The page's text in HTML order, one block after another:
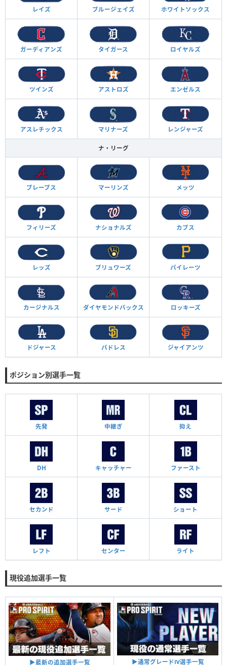
レイズ ブルージェイズ ホワイトソックス
ガーディアンズ タイガース ロイヤルズ
ツインズ アストロズ エンゼルス
アスレチックス マリナーズ レンジャーズ
ナ・リーグ
ブレーブス マーリンズ メッツ
フィリーズ ナショナルズ カブス
レッズ ブリュワーズ パイレーツ
カージナルス ダイヤモンドバックス ロッキーズ
ドジャース パドレス ジャイアンツ
ポジション別選手一覧
先発 中継ぎ 抑え
DH キャッチャー ファースト
セカンド サード ショート
レフト センター ライト
現役追加選手一覧
▶︎最新の追加選手一覧 ▶︎通常グレードⅣ選手一覧